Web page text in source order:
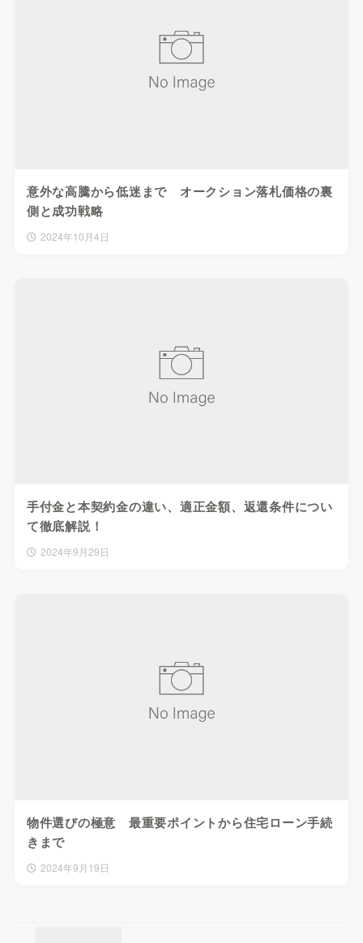
意外な高騰から低迷まで オークション落札価格の裏
側と成功戦略
2024年10月4日
手付金と本契約金の違い、適正金額、返還条件につい
て徹底解説！
2024年9月29日
物件選びの極意 最重要ポイントから住宅ローン手続
きまで
2024年9月19日